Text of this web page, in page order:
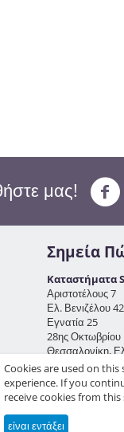
μας!
Σημεία
Καταστήματα
Αριστοτέλους 7
Ελ. Βενιζέλου 42
Εγνατία 25
28ης
Θεσσαλονίκη,
Τ: +0030
E:
Cookies are used on
experience. If you
receive cookies from this
είναι εντάξει